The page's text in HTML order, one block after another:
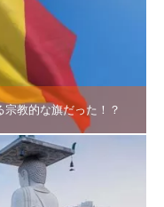
教的な旗だった！？